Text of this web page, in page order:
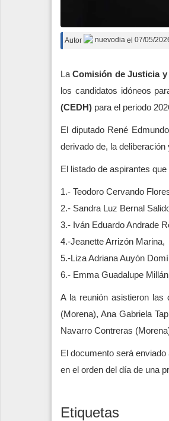
Autor nuevodia el 07/05/
LaComisión de Justicia
los candidatos idóneos
(CEDH) para el periodo
El diputado René
derivado de, la
El listado de aspirantes
1.- Teodoro Cervando
2.- Sandra Luz Bernal
3.- Iván Eduardo Andrade
4.-Jeanette Arrizón Marina,
5.-Liza Adriana Auyón
6.- Emma Guadalupe
A la reunión asistieron las
(Morena), Ana Gabriela
Navarro Contreras
El documento será
en el orden del día de una
Etiquetas